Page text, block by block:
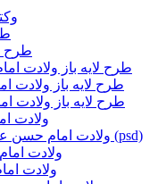
طرح
طرح لایه باز ولادت
طرح لایه باز ولادت
طرح لایه باز ولادت
ولادت
ولادت امام حسن عسکری (psd)
ولادت
ولادت